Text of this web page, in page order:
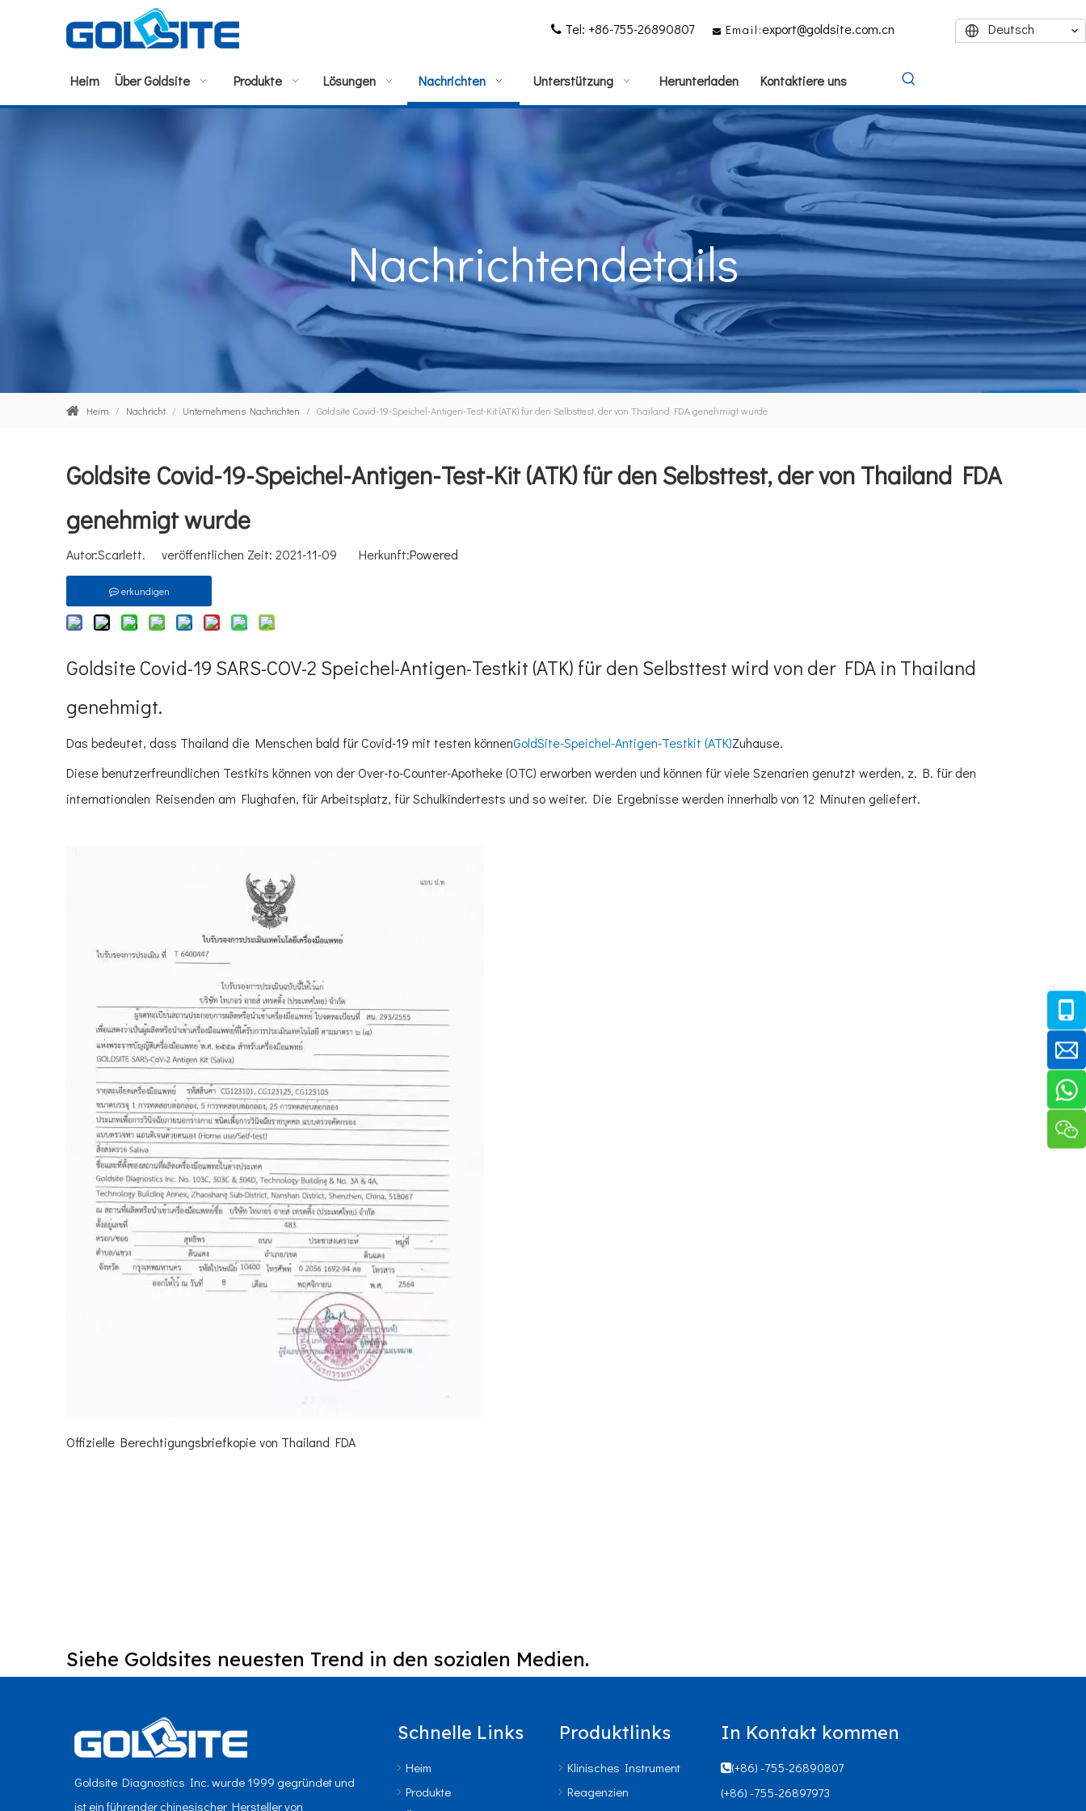
 Tel: +86-755-26890807  Email:export@goldsite.com.cn Deutsch
Heim Über Goldsite Produkte Lösungen Nachrichten Unterstützung Herunterladen Kontaktiere uns
Nachrichtendetails
Heim / Nachricht / Unternehmens Nachrichten / Goldsite Covid-19-Speichel-Antigen-Test-Kit (ATK) für den Selbsttest, der von Thailand FDA genehmigt wurde
Goldsite Covid-19-Speichel-Antigen-Test-Kit (ATK) für den Selbsttest, der von Thailand FDA
genehmigt wurde
Autor:Scarlett. veröffentlichen Zeit: 2021-11-09 Herkunft:Powered
erkundigen
Goldsite Covid-19 SARS-COV-2 Speichel-Antigen-Testkit (ATK) für den Selbsttest wird von der FDA in Thailand
genehmigt.
Das bedeutet, dass Thailand die Menschen bald für Covid-19 mit testen könnenGoldSite-Speichel-Antigen-Testkit (ATK)Zuhause.
Diese benutzerfreundlichen Testkits können von der Over-to-Counter-Apotheke (OTC) erworben werden und können für viele Szenarien genutzt werden, z. B. für den
internationalen Reisenden am Flughafen, für Arbeitsplatz, für Schulkindertests und so weiter. Die Ergebnisse werden innerhalb von 12 Minuten geliefert.
Offizielle Berechtigungsbriefkopie von Thailand FDA
Siehe Goldsites neuesten Trend in den sozialen Medien.
Goldsite Diagnostics Inc. wurde 1999 gegründet und
ist ein führender chinesischer Hersteller von
Schnelle Links
Heim
Produkte
Produktlinks
Klinisches Instrument
Reagenzien
In Kontakt kommen
(+86) -755-26890807
(+86) -755-26897973